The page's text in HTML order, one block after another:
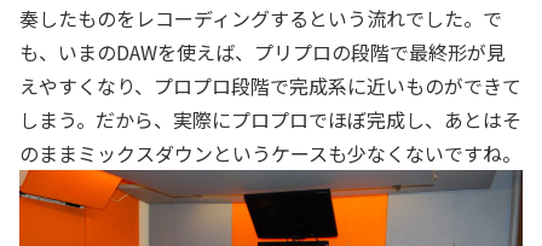
奏したものをレコーディングするという流れでした。で
も、いまのDAWを使えば、プリプロの段階で最終形が見
えやすくなり、プロプロ段階で完成系に近いものができて
しまう。だから、実際にプロプロでほぼ完成し、あとはそ
のままミックスダウンというケースも少なくないですね。